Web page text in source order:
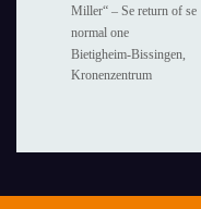
Miller“ – Se return of se
normal one
Bietigheim-Bissingen,
Kronenzentrum